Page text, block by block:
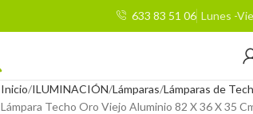
633 83 51 06 Lunes -
Inicio ILUMINACIÓN Lámparas Lámparas de
Lámpara Techo Oro Viejo Aluminio 82 X 36 X 35